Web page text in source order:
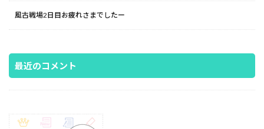
風古戦場2日目お疲れさまでしたー
最近のコメント